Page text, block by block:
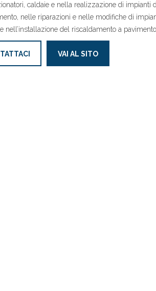
caldaie e nella realizzazione di impianti
nelle riparazioni e nelle modifiche di
nell’installazione del riscaldamento a
VAI AL SITO